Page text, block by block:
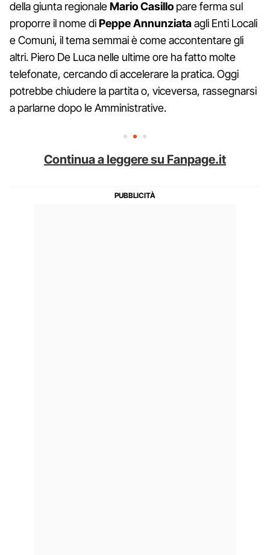
della giunta regionaleMario Casillo pare ferma sul
proporre il nome diPeppe Annunziataagli Enti Locali
e Comuni, il tema semmai è come accontentare gli
altri. Piero De Luca nelle ultime ore ha fatto molte
telefonate, cercando di accelerare la pratica. Oggi
potrebbe chiudere la partita o, viceversa, rassegnarsi
a parlarne dopo le Amministrative.
Continua a leggere su Fanpage.it